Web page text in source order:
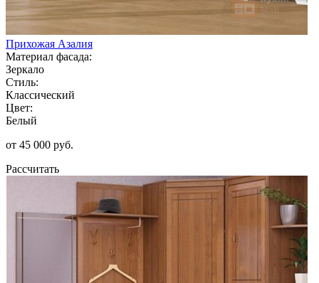
Прихожая Азалия
Материал фасада:
Зеркало
Стиль:
Классический
Цвет:
Белый
от 45 000 руб.
Рассчитать